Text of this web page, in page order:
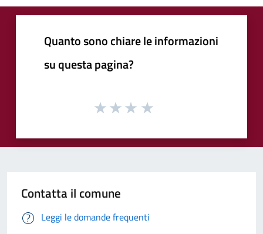
Quanto sono chiare le informazioni
su questa pagina?
Contatta il comune
Leggi le domande frequenti